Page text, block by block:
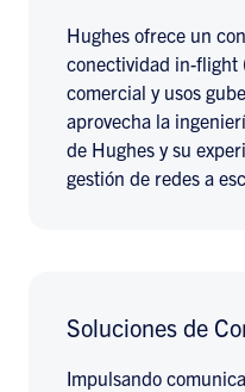
Hughes ofrece un
conectividad in-flight
comercial y usos
aprovecha la
de Hughes y su
gestión de redes a
Soluciones de
Impulsando